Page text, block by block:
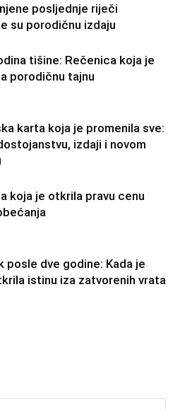
posljednje riječi
su porodičnu izdaju
tišine: Rečenica koja je
porodičnu tajnu
karta koja je promenila sve:
izdaji i novom
koja je otkrila pravu cenu
posle dve godine: Kada je
istinu iza zatvorenih vrata